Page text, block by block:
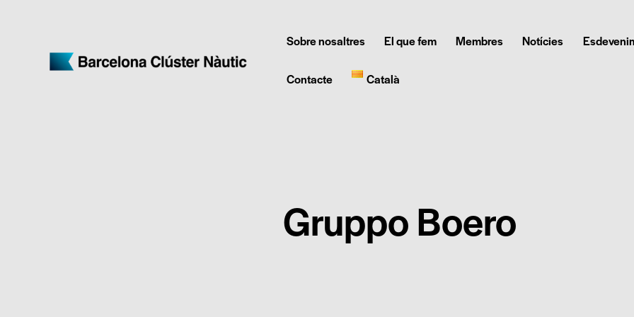
Sobre nosaltres El que fem Membres Notícies
Contacte Català
Gruppo Boero